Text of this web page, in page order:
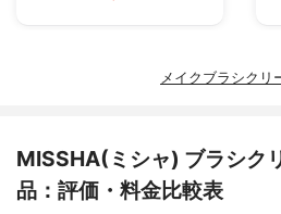
メイクブラシクリ
MISSHA(ミシャ) ブラシク
品：評価・料金比較表